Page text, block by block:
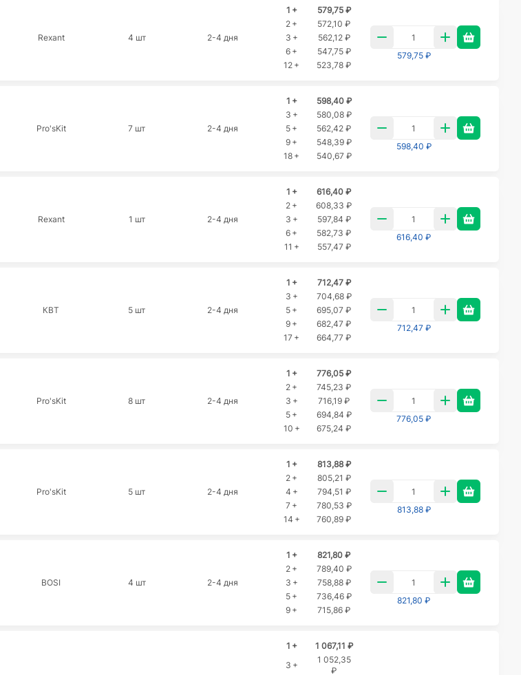
Rexant 4 шт 2-4 дня
1 +
579,75 ₽
2 +
572,10 ₽
3 +
562,12 ₽
6 +
547,75 ₽
12 +
523,78 ₽
579,75 ₽
Pro'sKit 7 шт 2-4 дня
1 +
598,40 ₽
3 +
580,08 ₽
5 +
562,42 ₽
9 +
548,39 ₽
18 +
540,67 ₽
598,40 ₽
Rexant 1 шт 2-4 дня
1 +
616,40 ₽
2 +
608,33 ₽
3 +
597,84 ₽
6 +
582,73 ₽
11 +
557,47 ₽
616,40 ₽
КВТ 5 шт 2-4 дня
1 +
712,47 ₽
3 +
704,68 ₽
5 +
695,07 ₽
9 +
682,47 ₽
17 +
664,77 ₽
712,47 ₽
Pro'sKit 8 шт 2-4 дня
1 +
776,05 ₽
2 +
745,23 ₽
3 +
716,19 ₽
5 +
694,84 ₽
10 +
675,24 ₽
776,05 ₽
Pro'sKit 5 шт 2-4 дня
1 +
813,88 ₽
2 +
805,21 ₽
4 +
794,51 ₽
7 +
780,53 ₽
14 +
760,89 ₽
813,88 ₽
BOSI 4 шт 2-4 дня
1 +
821,80 ₽
2 +
789,40 ₽
3 +
758,88 ₽
5 +
736,46 ₽
9 +
715,86 ₽
821,80 ₽
1 +
1 067,11 ₽
3 +
1 052,35
₽